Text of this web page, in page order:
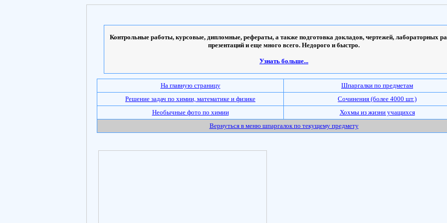
Контрольные работы, курсовые, дипломные, рефераты, а также подготовка докладов, чертежей, лабораторных
презентаций и еще много всего. Недорого и быстро.
Узнать больше...
На главную страницу
Шпаргалки по предметам
Решение задач по химии, математике и физике
Сочинения (более 4000 шт.)
Необычные фото по химии
Хохмы из жизни учащихся
Вернуться в меню шпаргалок по текущему предмету